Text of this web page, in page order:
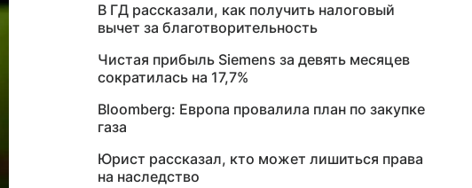
В ГД рассказали, как получить налоговый
вычет за благотворительность
Чистая прибыль Siemens за девять месяцев
сократилась на 17,7%
Bloomberg: Европа провалила план по закупке
газа
Юрист рассказал, кто может лишиться права
на наследство